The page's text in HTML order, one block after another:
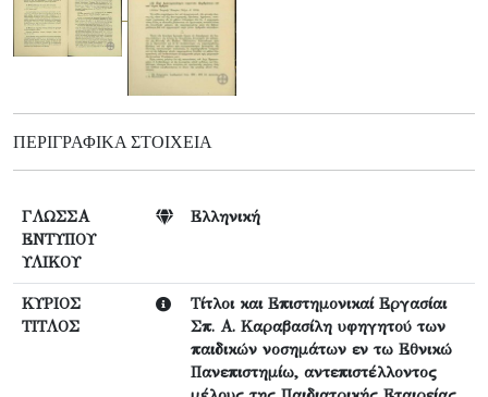
ΠΕΡΙΓΡΑΦΙΚΆ ΣΤΟΙΧΕΊΑ
ΓΛΩΣΣΑ
ΕΝΤΥΠΟΥ
ΥΛΙΚΟΥ
Ελληνική
ΚΥΡΙΟΣ
ΤΙΤΛΟΣ
Τίτλοι και Επιστημονικαί Εργασίαι
Σπ. Α. Καραβασίλη υφηγητού των
παιδικών νοσημάτων εν τω Εθνικώ
Πανεπιστημίω, αντεπιστέλλοντος